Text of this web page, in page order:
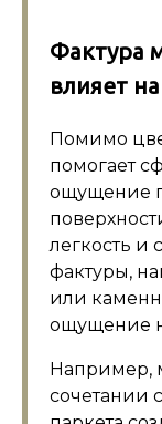
Фактура
влияет
Помимо
помогает
ощущение
легкость и
фактуры,
или
ощущение
Например,
сочетании